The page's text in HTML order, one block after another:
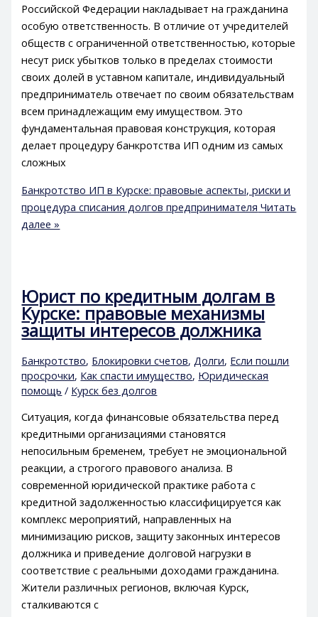
Российской Федерации накладывает на гражданина
особую ответственность. В отличие от учредителей
обществ с ограниченной ответственностью, которые
несут риск убытков только в пределах стоимости
своих долей в уставном капитале, индивидуальный
предприниматель отвечает по своим обязательствам
всем принадлежащим ему имуществом. Это
фундаментальная правовая конструкция, которая
делает процедуру банкротства ИП одним из самых
сложных
Банкротство ИП в Курске: правовые аспекты, риски и
процедура списания долгов предпринимателя Читать
далее »
Юрист по кредитным долгам в
Курске: правовые механизмы
защиты интересов должника
Банкротство, Блокировки счетов, Долги, Если пошли
просрочки, Как спасти имущество, Юридическая
помощь / Курск без долгов
Ситуация, когда финансовые обязательства перед
кредитными организациями становятся
непосильным бременем, требует не эмоциональной
реакции, а строгого правового анализа. В
современной юридической практике работа с
кредитной задолженностью классифицируется как
комплекс мероприятий, направленных на
минимизацию рисков, защиту законных интересов
должника и приведение долговой нагрузки в
соответствие с реальными доходами гражданина.
Жители различных регионов, включая Курск,
сталкиваются с